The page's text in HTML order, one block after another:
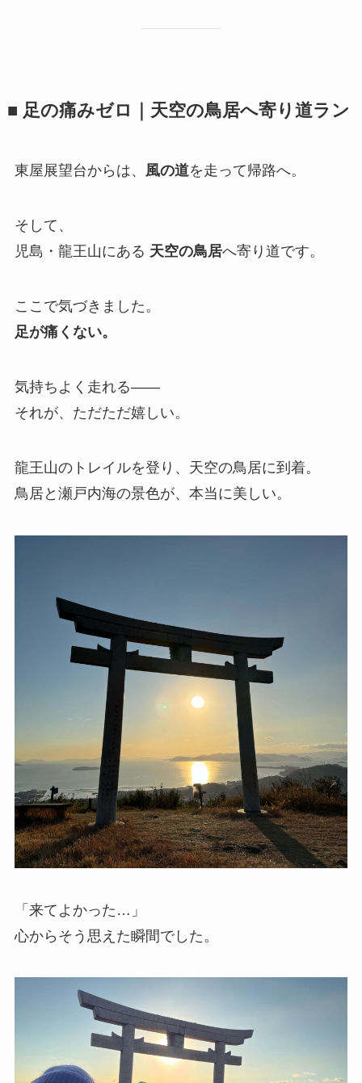
■ 足の痛みゼロ｜天空の鳥居へ寄り道ラン
東屋展望台からは、 風の道を走って帰路へ。
そして、
児島・龍王山にある 天空の鳥居へ寄り道です。
ここで気づきました。
足が痛くない。
気持ちよく走れる——
それが、ただただ嬉しい。
龍王山のトレイルを登り、天空の鳥居に到着。
鳥居と瀬戸内海の景色が、本当に美しい。
「来てよかった…」
心からそう思えた瞬間でした。